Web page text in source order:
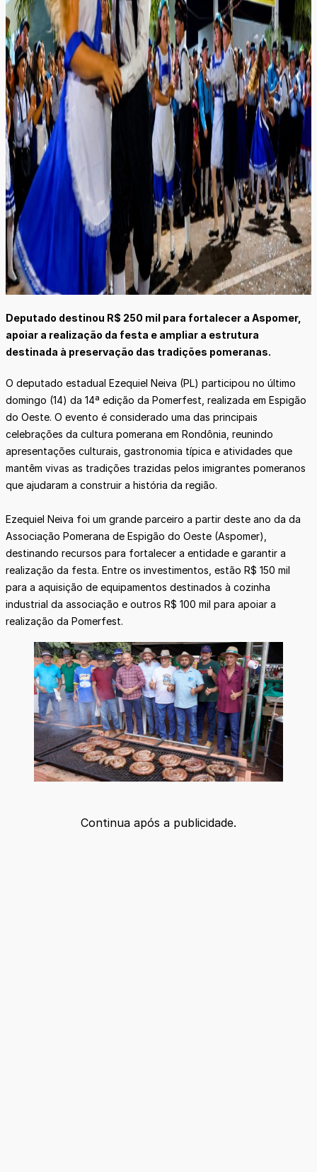
Deputado destinou R$ 250 mil para fortalecer a Aspomer,
apoiar a realização da festa e ampliar a estrutura
destinada à preservação das tradições pomeranas.
O deputado estadual Ezequiel Neiva (PL) participou no último
domingo (14) da 14ª edição da Pomerfest, realizada em Espigão
do Oeste. O evento é considerado uma das principais
celebrações da cultura pomerana em Rondônia, reunindo
apresentações culturais, gastronomia típica e atividades que
mantêm vivas as tradições trazidas pelos imigrantes pomeranos
que ajudaram a construir a história da região.
Ezequiel Neiva foi um grande parceiro a partir deste ano da da
Associação Pomerana de Espigão do Oeste (Aspomer),
destinando recursos para fortalecer a entidade e garantir a
realização da festa. Entre os investimentos, estão R$ 150 mil
para a aquisição de equipamentos destinados à cozinha
industrial da associação e outros R$ 100 mil para apoiar a
realização da Pomerfest.
Continua após a publicidade.